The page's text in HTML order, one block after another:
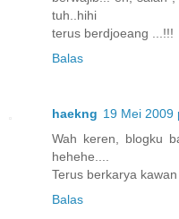
tuh..hihi
terus berdjoeang ...!!!
Balas
haekng 19 Mei 2009
Wah keren, blogku
hehehe....
Terus berkarya kawan
Balas